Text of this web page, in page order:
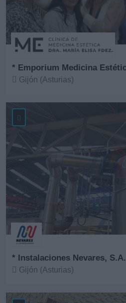
Gijón (Asturias)
* Instalaciones Nevares, S.A.
Gijón (Asturias)